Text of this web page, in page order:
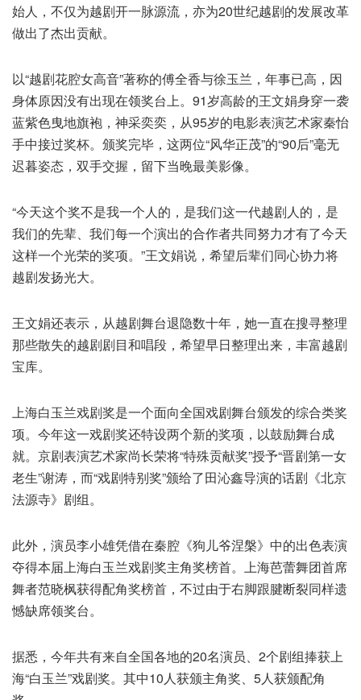
始人，不仅为越剧开一脉源流，亦为20世纪越剧的发展改革
做出了杰出贡献。
以“越剧花腔女高音”著称的傅全香与徐玉兰，年事已高，因
身体原因没有出现在领奖台上。91岁高龄的王文娟身穿一袭
蓝紫色曳地旗袍，神采奕奕，从95岁的电影表演艺术家秦怡
手中接过奖杯。颁奖完毕，这两位“风华正茂”的“90后”毫无
迟暮姿态，双手交握，留下当晚最美影像。
“今天这个奖不是我一个人的，是我们这一代越剧人的，是
我们的先辈、我们每一个演出的合作者共同努力才有了今天
这样一个光荣的奖项。”王文娟说，希望后辈们同心协力将
越剧发扬光大。
王文娟还表示，从越剧舞台退隐数十年，她一直在搜寻整理
那些散失的越剧剧目和唱段，希望早日整理出来，丰富越剧
宝库。
上海白玉兰戏剧奖是一个面向全国戏剧舞台颁发的综合类奖
项。今年这一戏剧奖还特设两个新的奖项，以鼓励舞台成
就。京剧表演艺术家尚长荣将“特殊贡献奖”授予“晋剧第一女
老生”谢涛，而“戏剧特别奖”颁给了田沁鑫导演的话剧《北京
法源寺》剧组。
此外，演员李小雄凭借在秦腔《狗儿爷涅槃》中的出色表演
夺得本届上海白玉兰戏剧奖主角奖榜首。上海芭蕾舞团首席
舞者范晓枫获得配角奖榜首，不过由于右脚跟腱断裂同样遗
憾缺席领奖台。
据悉，今年共有来自全国各地的20名演员、2个剧组捧获上
海“白玉兰”戏剧奖。其中10人获颁主角奖、5人获颁配角